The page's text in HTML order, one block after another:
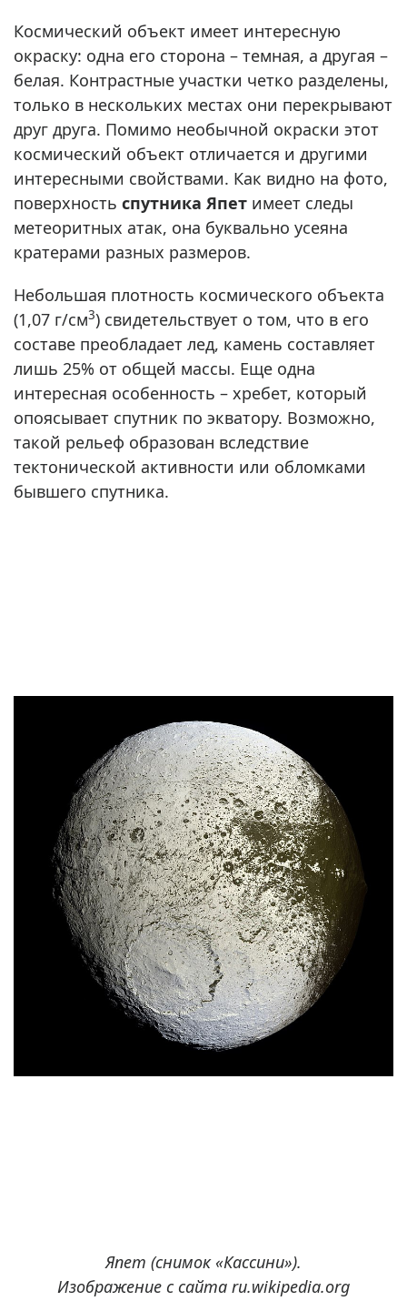
Космический объект имеет интересную
окраску: одна его сторона – темная, а другая –
белая. Контрастные участки четко разделены,
только в нескольких местах они перекрывают
друг друга. Помимо необычной окраски этот
космический объект отличается и другими
интересными свойствами. Как видно на фото,
поверхность спутника Япет имеет следы
метеоритных атак, она буквально усеяна
кратерами разных размеров.
Небольшая плотность космического объекта
(1,07 г/см3) свидетельствует о том, что в его
составе преобладает лед, камень составляет
лишь 25% от общей массы. Еще одна
интересная особенность – хребет, который
опоясывает спутник по экватору. Возможно,
такой рельеф образован вследствие
тектонической активности или обломками
бывшего спутника.
Япет (снимок «Кассини»).
Изображение с сайта ru.wikipedia.org